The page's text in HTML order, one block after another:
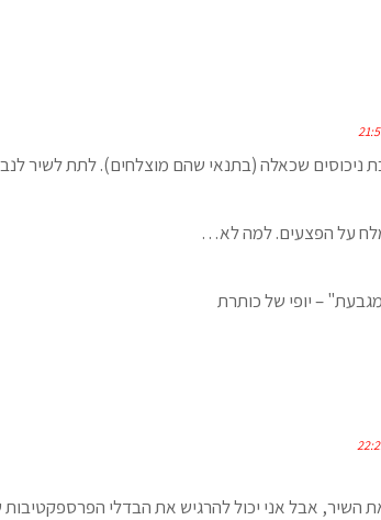
ניכוסים שכאלה (בתנאי שהם מוצלחים). לתת לשיר
על הפצעים. למה לא…
– יופי של כותרת
השיר, אבל אני יכול להרגיש את הבדלי הפרספקטיבות